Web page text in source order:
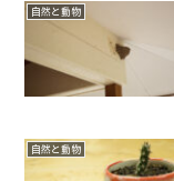
自然と動物
自然と動物